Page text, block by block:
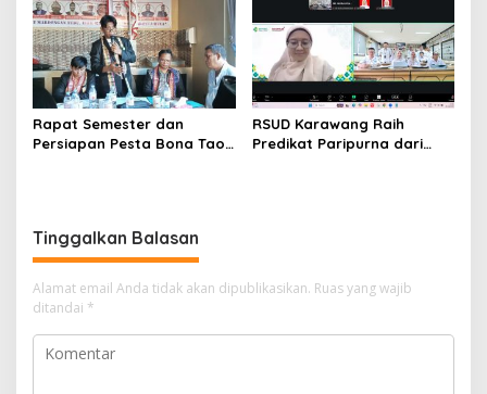
Pelayanan Kesehatan
Rapat Semester dan
Persiapan Pesta Bona Taon
RSUD Karawang Raih
Predikat Paripurna dari
Tinggalkan Balasan
Alamat email Anda tidak akan dipublikasikan. Ruas yang wajib
ditandai *